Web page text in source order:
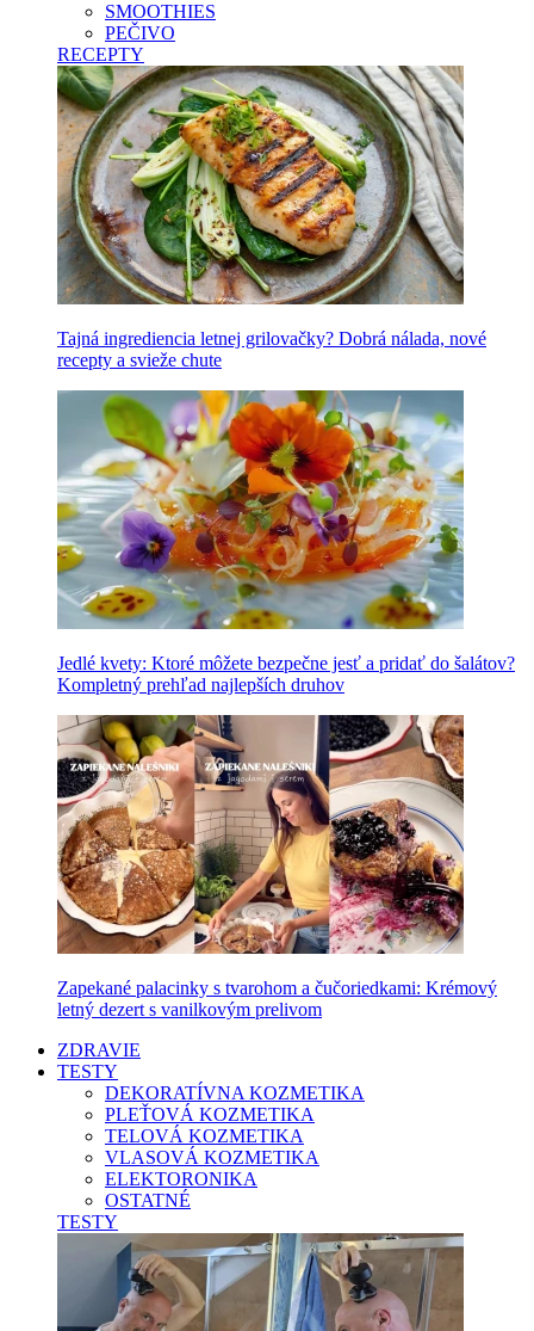
SMOOTHIES
PEČIVO
RECEPTY
Tajná ingrediencia letnej grilovačky? Dobrá nálada, nové
recepty a svieže chute
Jedlé kvety: Ktoré môžete bezpečne jesť a pridať do šalátov?
Kompletný prehľad najlepších druhov
Zapekané palacinky s tvarohom a čučoriedkami: Krémový
letný dezert s vanilkovým prelivom
ZDRAVIE
TESTY
DEKORATÍVNA KOZMETIKA
PLEŤOVÁ KOZMETIKA
TELOVÁ KOZMETIKA
VLASOVÁ KOZMETIKA
ELEKTORONIKA
OSTATNÉ
TESTY